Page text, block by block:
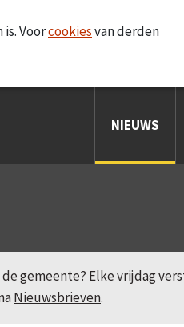
Voorcookiesvan derden
NIEUWS
gemeente? Elke vrijdag
Nieuwsbrieven.